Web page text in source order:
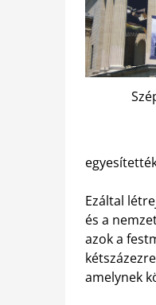
Ezáltal
és a
azok a
amelynek